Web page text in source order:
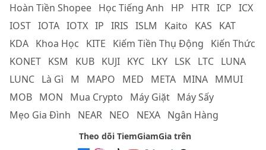
Hoàn Tiền Shopee Học Tiếng Anh HP HTR ICP ICX
IOST IOTA IOTX IP IRIS ISLM Kaito KAS
KAT
KDA Khoa Học KITE Kiếm Tiền Thụ Động
Kiến Thức
KONET KSM KUB KUJI KYC LKY LSK LTC LUNA
LUNC Là Gì M MAPO MED META MINA MMUI
MOB MON Mua Crypto Máy Giặt Máy Sấy
Mẹo Gia Đình
NEAR NEO NEXA Ngân Hàng
Theo dõi TiemGiamGia trên